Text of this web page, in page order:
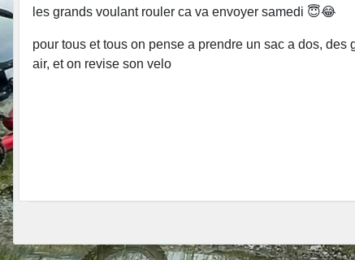
les grands voulant rouler ca va envoyer samedi 😇😂
pour tous et tous on pense a prendre un sac a dos,
air, et on revise son velo